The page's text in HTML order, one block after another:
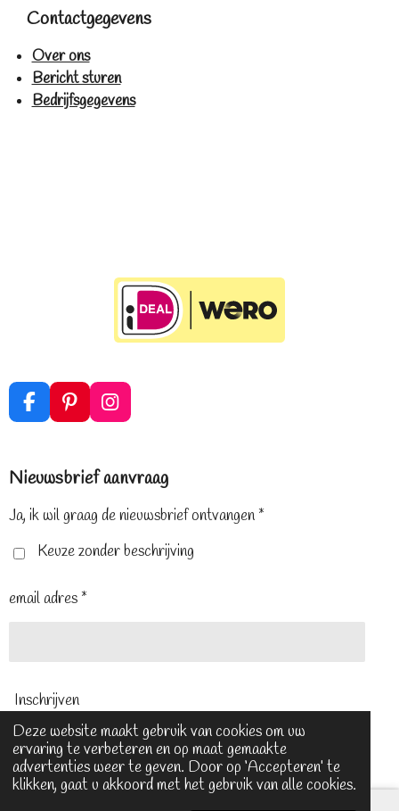
Deze website maakt gebruik van cookies om uw
ervaring te verbeteren en op maat gemaakte
advertenties weer te geven. Door op ‘Accepteren’ te
klikken, gaat u akkoord met het gebruik van alle cookies.
Contactgegevens
Over ons
Bericht sturen
Bedrijfsgegevens
F
a
b
o
P
i
e
e
t
I
n
a
r
m
Nieuwsbrief aanvraag
Ja, ik wil graag de nieuwsbrief ontvangen *
Keuze zonder beschrijving
email adres *
Inschrijven
© 2024 - 2026 Sansantique